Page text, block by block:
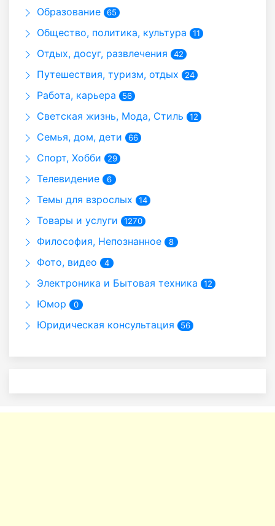
Образование 65
Общество, политика, культура 11
Отдых, досуг, развлечения 42
Путешествия, туризм, отдых 24
Работа, карьера 56
Светская жизнь, Мода, Стиль 12
Семья, дом, дети 66
Спорт, Хобби 29
Телевидение 6
Темы для взрослых 14
Товары и услуги 1270
Философия, Непознанное 8
Фото, видео 4
Электроника и Бытовая техника 12
Юмор 0
Юридическая консультация 56